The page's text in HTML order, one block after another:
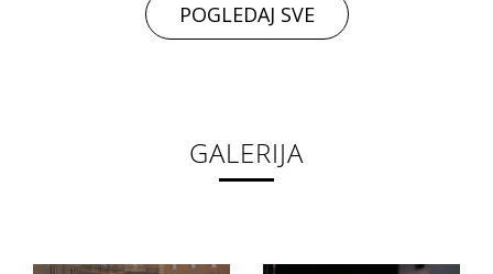
POGLEDAJ SVE
GALERIJA